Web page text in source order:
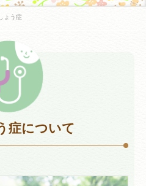
ょう症
症について